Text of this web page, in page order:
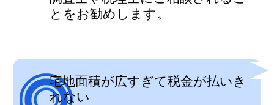
とをお勧めします。
宅地面積が広すぎて税金が払いき
れない